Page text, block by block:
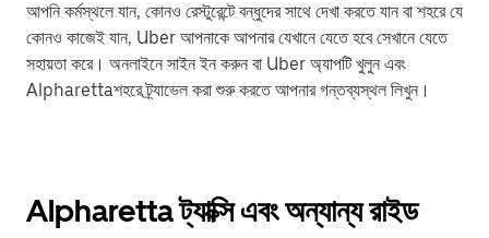
আপনি কর্মস্থলে যান, কোনও রেস্টুরেন্টে বন্ধুদের সাথে দেখা করতে যান বা শহরে যে
কোনও কাজেই যান, Uber আপনাকে আপনার যেখানে যেতে হবে সেখানে যেতে
সহায়তা করে। অনলাইনে সাইন ইন করুন বা Uber অ্যাপটি খুলুন এবং
Alpharettaশহরে ট্র্যাভেল করা শুরু করতে আপনার গন্তব্যস্থল লিখুন।
Alpharetta ট্যাক্সি এবং অন্যান্য রাইড